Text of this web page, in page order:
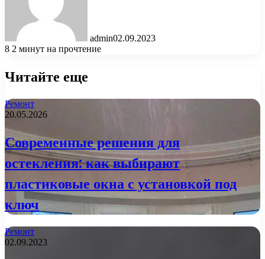
admin02.09.2023
8 2 минут на прочтение
Читайте еще
Ремонт
20.05.2026
Современные решения для
остекления: как выбирают
пластиковые окна с установкой под
ключ
Ремонт
02.09.2023